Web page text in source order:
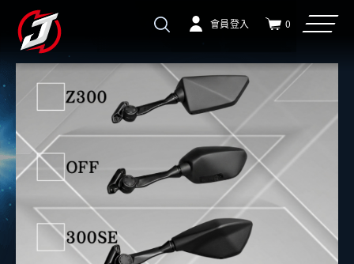
會員登入 0